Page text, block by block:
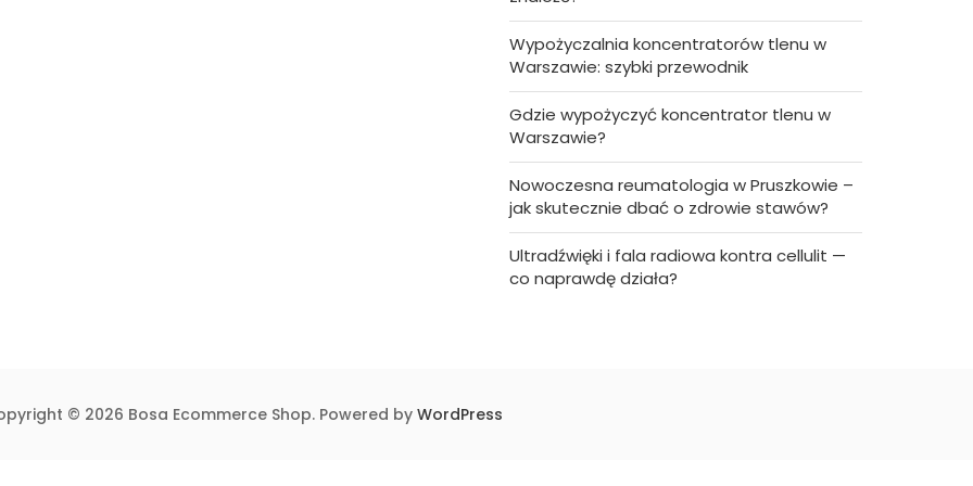
Wypożyczalnia koncentratorów tlenu w
Warszawie: szybki przewodnik
Gdzie wypożyczyć koncentrator tlenu w
Warszawie?
Nowoczesna reumatologia w Pruszkowie –
jak skutecznie dbać o zdrowie stawów?
Ultradźwięki i fala radiowa kontra cellulit —
co naprawdę działa?
© 2026 Bosa Ecommerce Shop. Powered by WordPress